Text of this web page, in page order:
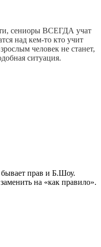
сениоры ВСЕГДА учат
над кем-то кто учит
человек не станет,
ситуация.
прав и Б.Шоу.
на «как правило».